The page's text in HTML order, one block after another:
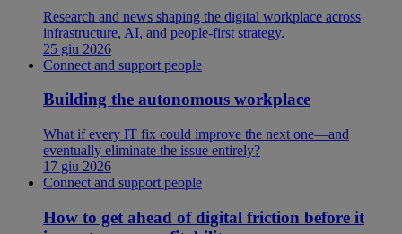
Research and news shaping the digital workplace across
infrastructure, AI, and people-first strategy.
25 giu 2026
Connect and support people
Building the autonomous workplace
What if every IT fix could improve the next one—and
eventually eliminate the issue entirely?
17 giu 2026
Connect and support people
How to get ahead of digital friction before it